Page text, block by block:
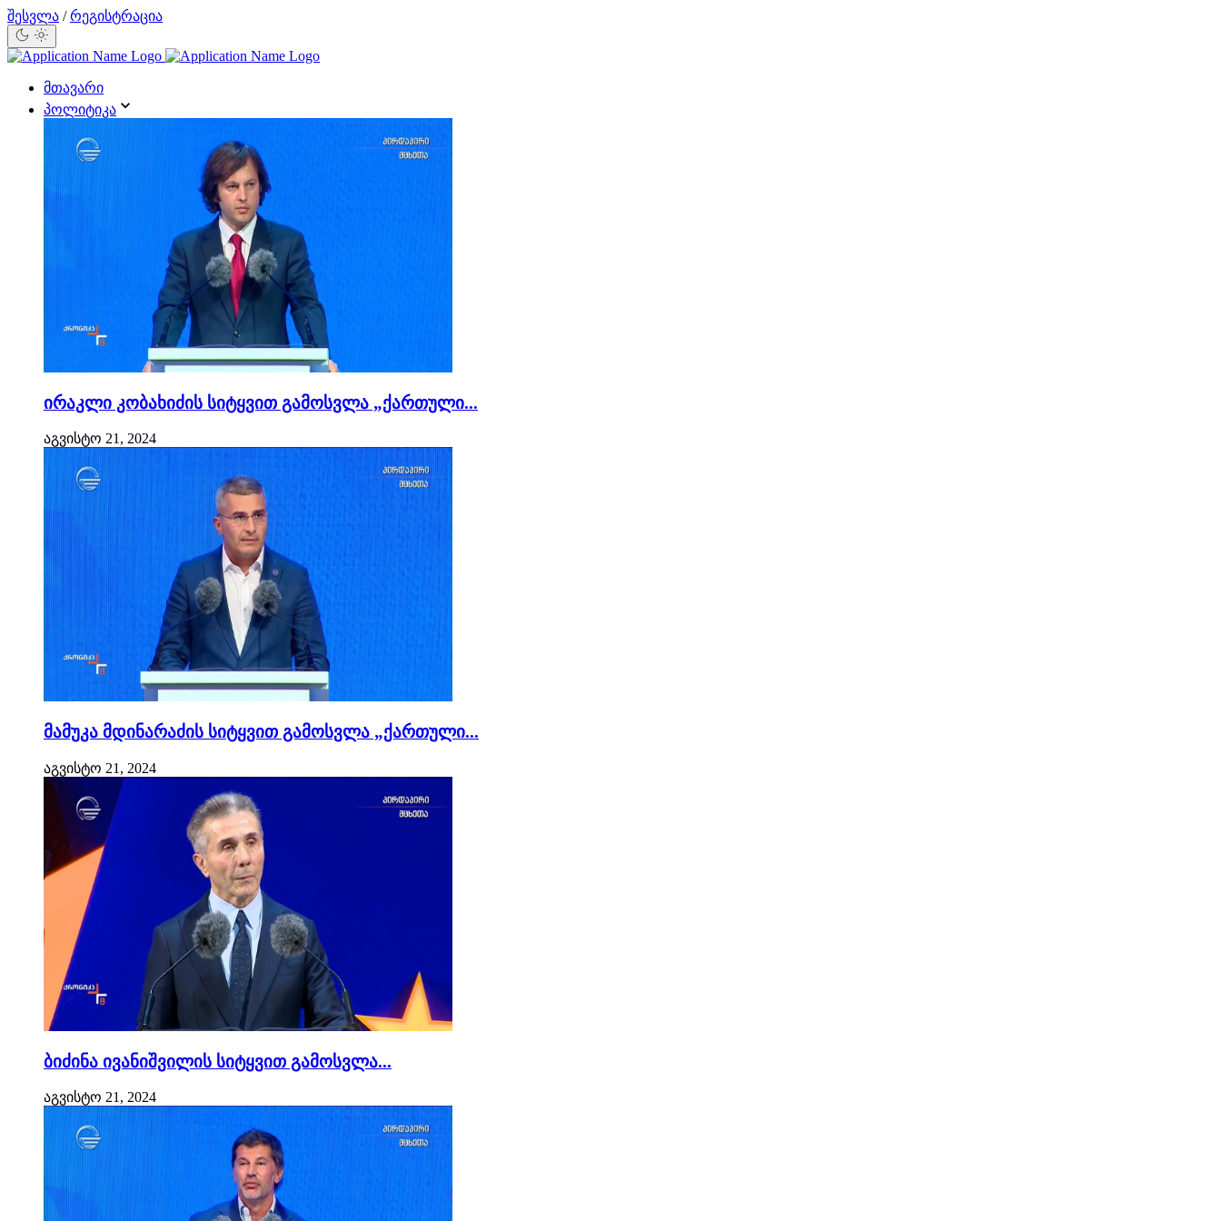
შესვლა / რეგისტრაცია
მთავარი
პოლიტიკა
ირაკლი კობახიძის სიტყვით გამოსვლა „ქართული...
აგვისტო 21, 2024
მამუკა მდინარაძის სიტყვით გამოსვლა „ქართული...
აგვისტო 21, 2024
ბიძინა ივანიშვილის სიტყვით გამოსვლა...
აგვისტო 21, 2024